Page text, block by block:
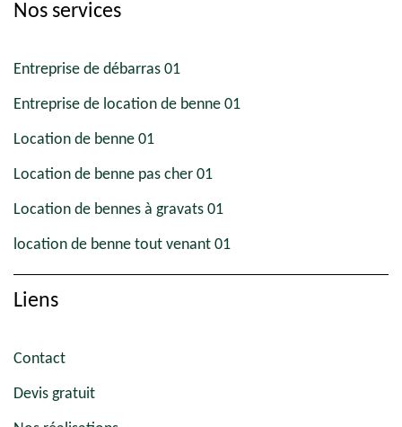
Nos services
Entreprise de débarras 01
Entreprise de location de benne 01
Location de benne 01
Location de benne pas cher 01
Location de bennes à gravats 01
location de benne tout venant 01
Liens
Contact
Devis gratuit